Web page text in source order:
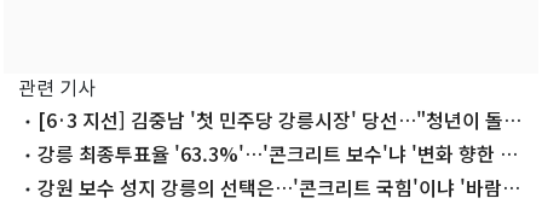
관련 기사
[6·3 지선] 김중남 '첫 민주당 강릉시장' 당선…"청년이 돌아
오는 도시로"
강릉 최종투표율 '63.3%'…'콘크리트 보수'냐 '변화 향한 열
망'이냐(종합)
강원 보수 성지 강릉의 선택은…'콘크리트 국힘'이냐 '바람